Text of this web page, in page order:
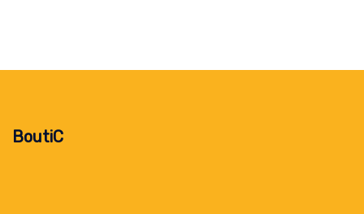
BoutiC